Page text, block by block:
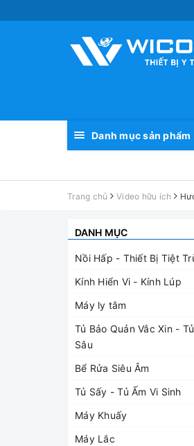
Danh mục sản phẩm
Trang chủ Video hữu ích
DANH MỤC
Nồi Hấp - Thiết Bị Tiệt
Kính Hiển Vi - Kính Lúp
Máy ly tâm
Tủ Bảo Quản Vắc Xin -
Sâu
Bể Rửa Siêu Âm
Tủ Sấy - Tủ Ấm Vi Sinh
Máy Khuấy
Máy Lắc